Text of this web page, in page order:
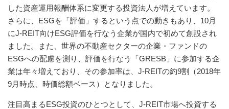
した資産運用報酬体系に変更する投資法人が増えています。
さらに、ESGを「評価」するという点での動きもあり、10月
にJ-REIT向けESG評価を行なう企業が国内で初めて創設され
ました。また、世界の不動産セクターの企業・ファンドの
ESGへの配慮を測り、評価を行なう「GRESB」に参加する企
業は年々増えており、その参加率は、J-REITの約9割（2018年
9月時点、時価総額ベース）となりました。
注目高まるESG投資のひとつとして、J-REIT市場へ投資する